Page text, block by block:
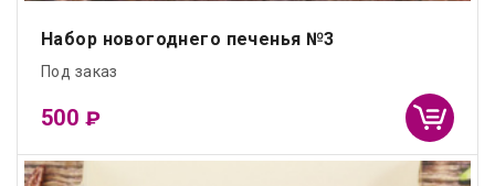
Набор новогоднего печенья №3
Под заказ
500 ₽